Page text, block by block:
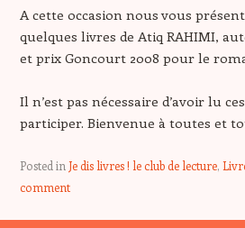
A cette occasion nous vous
quelques livres de Atiq RAHIMI,
et prix Goncourt 2008 pour le
Il n’est pas nécessaire d’avoir lu
participer. Bienvenue à toutes et
Posted in Je dis livres ! le club de lecture,
comment